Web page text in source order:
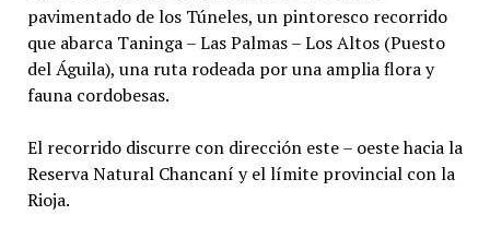
pavimentado de los Túneles, un pintoresco recorrido
que abarca Taninga – Las Palmas – Los Altos (Puesto
del Águila), una ruta rodeada por una amplia flora y
fauna cordobesas.
El recorrido discurre con dirección este – oeste hacia la
Reserva Natural Chancaní y el límite provincial con la
Rioja.